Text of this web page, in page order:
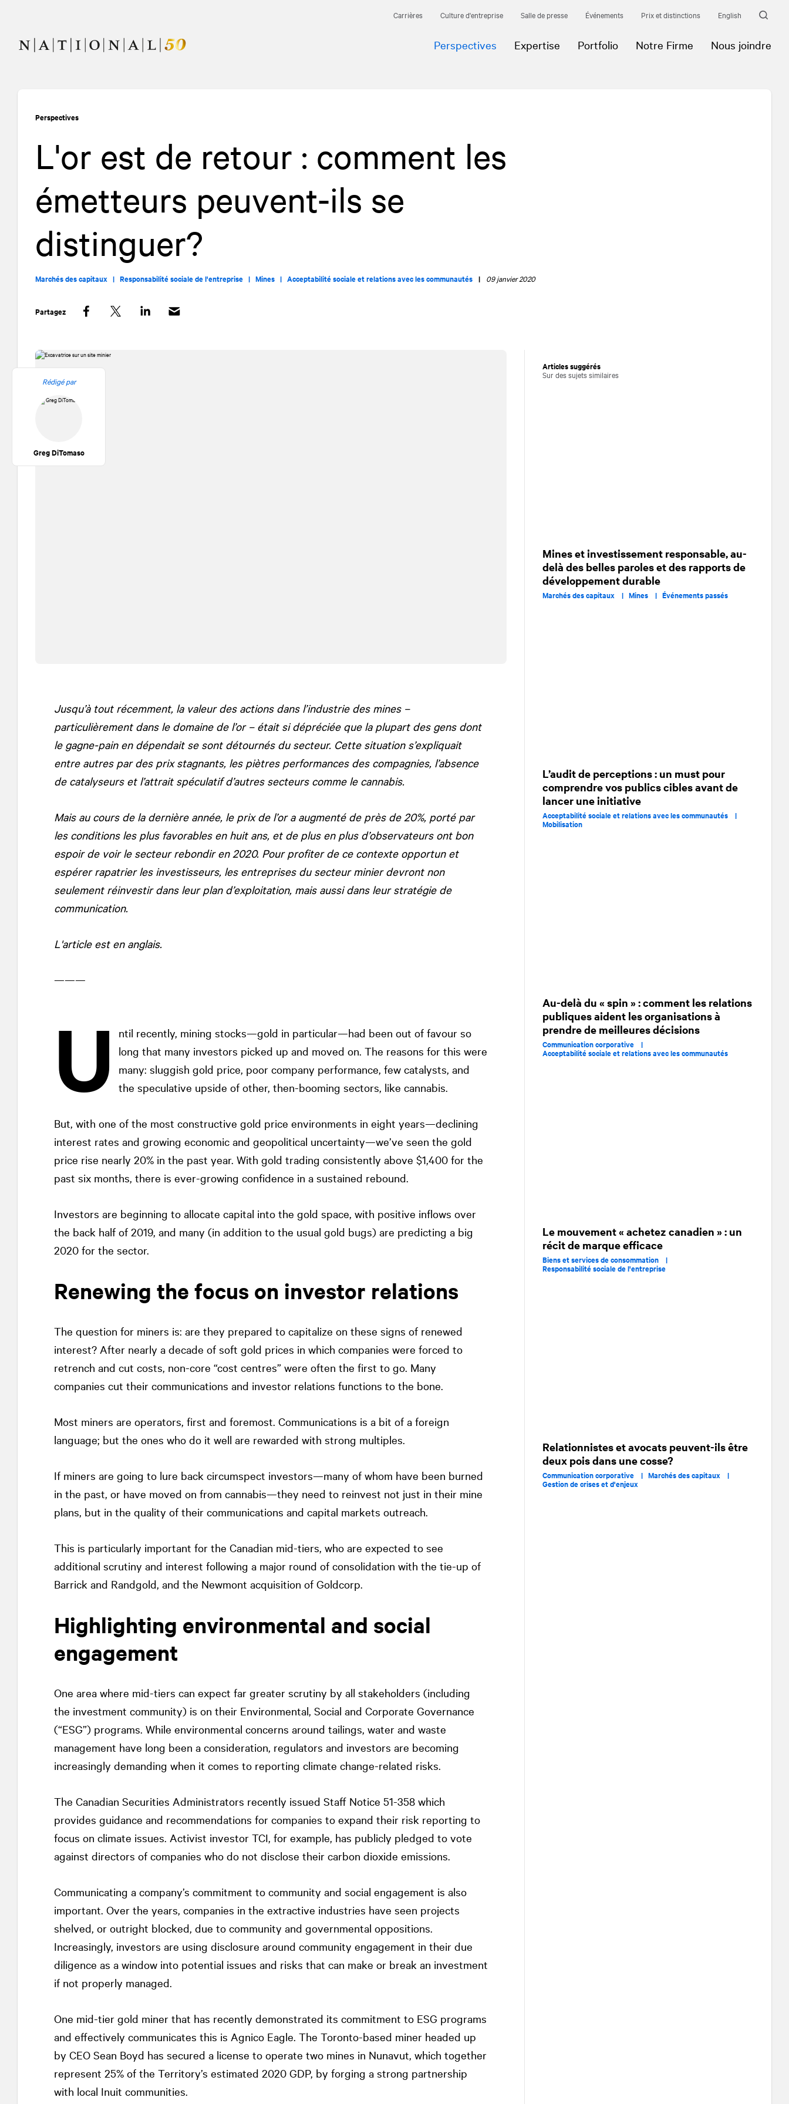
navigation
Carrières Culture d'entreprise Salle de presse Événements Prix et distinctions English
Perspectives Expertise Portfolio Notre Firme Nous joindre
Perspectives
L'or est de retour : comment les
émetteurs peuvent-ils se
distinguer?
Marchés des capitaux | Responsabilité sociale de l'entreprise | Mines | Acceptabilité sociale et relations avec les communautés | 09 janvier 2020
Partagez
Rédigé par
Greg DiTomaso
Jusqu’à tout récemment, la valeur des actions dans l’industrie des mines –
particulièrement dans le domaine de l’or – était si dépréciée que la plupart des gens dont
le gagne-pain en dépendait se sont détournés du secteur. Cette situation s’expliquait
entre autres par des prix stagnants, les piètres performances des compagnies, l’absence
de catalyseurs et l’attrait spéculatif d’autres secteurs comme le cannabis.
Mais au cours de la dernière année, le prix de l’or a augmenté de près de 20%, porté par
les conditions les plus favorables en huit ans, et de plus en plus d’observateurs ont bon
espoir de voir le secteur rebondir en 2020. Pour profiter de ce contexte opportun et
espérer rapatrier les investisseurs, les entreprises du secteur minier devront non
seulement réinvestir dans leur plan d’exploitation, mais aussi dans leur stratégie de
communication.
L'article est en anglais.
———
U
ntil recently, mining stocks—gold in particular—had been out of favour so
long that many investors picked up and moved on. The reasons for this were
many: sluggish gold price, poor company performance, few catalysts, and
the speculative upside of other, then-booming sectors, like cannabis.
But, with one of the most constructive gold price environments in eight years—declining
interest rates and growing economic and geopolitical uncertainty—we’ve seen the gold
price rise nearly 20% in the past year. With gold trading consistently above $1,400 for the
past six months, there is ever-growing confidence in a sustained rebound.
Investors are beginning to allocate capital into the gold space, with positive inflows over
the back half of 2019, and many (in addition to the usual gold bugs) are predicting a big
2020 for the sector.
Renewing the focus on investor relations
The question for miners is: are they prepared to capitalize on these signs of renewed
interest? After nearly a decade of soft gold prices in which companies were forced to
retrench and cut costs, non-core “cost centres” were often the first to go. Many
companies cut their communications and investor relations functions to the bone.
Most miners are operators, first and foremost. Communications is a bit of a foreign
language; but the ones who do it well are rewarded with strong multiples.
If miners are going to lure back circumspect investors—many of whom have been burned
in the past, or have moved on from cannabis—they need to reinvest not just in their mine
plans, but in the quality of their communications and capital markets outreach.
This is particularly important for the Canadian mid-tiers, who are expected to see
additional scrutiny and interest following a major round of consolidation with the tie-up of
Barrick and Randgold, and the Newmont acquisition of Goldcorp.
Highlighting environmental and social
engagement
One area where mid-tiers can expect far greater scrutiny by all stakeholders (including
the investment community) is on their Environmental, Social and Corporate Governance
(“ESG”) programs. While environmental concerns around tailings, water and waste
management have long been a consideration, regulators and investors are becoming
increasingly demanding when it comes to reporting climate change-related risks.
The Canadian Securities Administrators recently issued Staff Notice 51-358 which
provides guidance and recommendations for companies to expand their risk reporting to
focus on climate issues. Activist investor TCI, for example, has publicly pledged to vote
against directors of companies who do not disclose their carbon dioxide emissions.
Communicating a company’s commitment to community and social engagement is also
important. Over the years, companies in the extractive industries have seen projects
shelved, or outright blocked, due to community and governmental oppositions.
Increasingly, investors are using disclosure around community engagement in their due
diligence as a window into potential issues and risks that can make or break an investment
if not properly managed.
One mid-tier gold miner that has recently demonstrated its commitment to ESG programs
and effectively communicates this is Agnico Eagle. The Toronto-based miner headed up
by CEO Sean Boyd has secured a license to operate two mines in Nunavut, which together
represent 25% of the Territory’s estimated 2020 GDP, by forging a strong partnership
with local Inuit communities.
Articles suggérés
Sur des sujets similaires
Mines et investissement responsable, au-
delà des belles paroles et des rapports de
développement durable
Marchés des capitaux | Mines | Événements passés
L’audit de perceptions : un must pour
comprendre vos publics cibles avant de
lancer une initiative
Acceptabilité sociale et relations avec les communautés |
Mobilisation
Au-delà du « spin » : comment les relations
publiques aident les organisations à
prendre de meilleures décisions
Communication corporative |
Acceptabilité sociale et relations avec les communautés
Le mouvement « achetez canadien » : un
récit de marque efficace
Biens et services de consommation |
Responsabilité sociale de l'entreprise
Relationnistes et avocats peuvent-ils être
deux pois dans une cosse?
Communication corporative | Marchés des capitaux |
Gestion de crises et d'enjeux